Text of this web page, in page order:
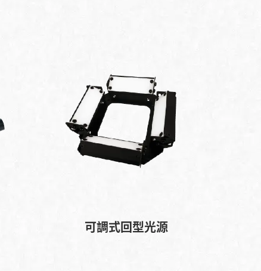
可調式回型光源